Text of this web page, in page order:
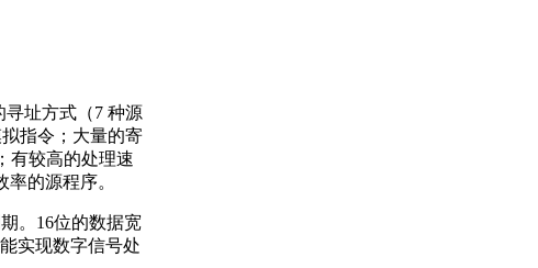
寻址方式（7 种源
指令；大量的寄
有较高的处理速
的源程序。
。16位的数据宽
实现数字信号处